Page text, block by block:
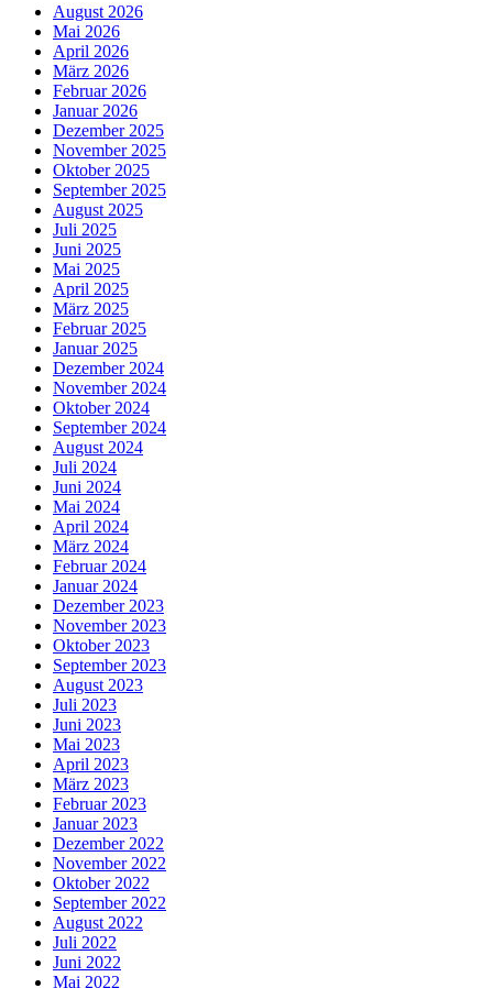
August 2026
Mai 2026
April 2026
März 2026
Februar 2026
Januar 2026
Dezember 2025
November 2025
Oktober 2025
September 2025
August 2025
Juli 2025
Juni 2025
Mai 2025
April 2025
März 2025
Februar 2025
Januar 2025
Dezember 2024
November 2024
Oktober 2024
September 2024
August 2024
Juli 2024
Juni 2024
Mai 2024
April 2024
März 2024
Februar 2024
Januar 2024
Dezember 2023
November 2023
Oktober 2023
September 2023
August 2023
Juli 2023
Juni 2023
Mai 2023
April 2023
März 2023
Februar 2023
Januar 2023
Dezember 2022
November 2022
Oktober 2022
September 2022
August 2022
Juli 2022
Juni 2022
Mai 2022